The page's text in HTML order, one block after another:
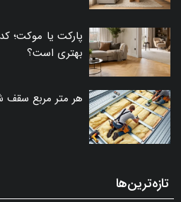
پارکت یا موکت؛
بهتری است؟
هر متر مربع سقف
تازه‌ترین‌ها